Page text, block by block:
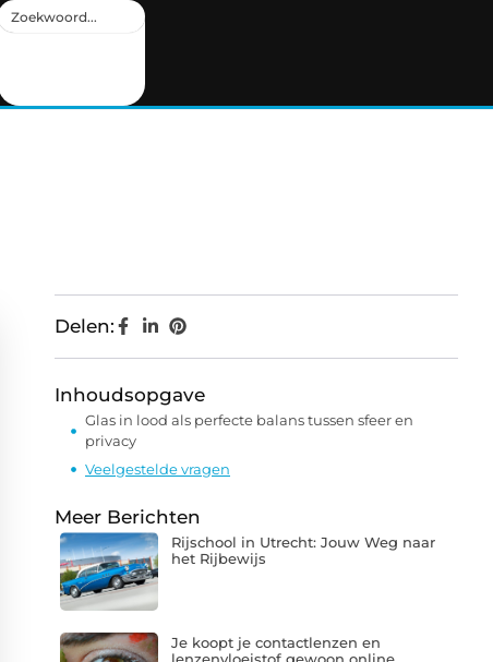
Delen:
Inhoudsopgave
Glas in lood als perfecte balans tussen sfeer en
privacy
Veelgestelde vragen
Meer Berichten
Rijschool in Utrecht: Jouw Weg naar
het Rijbewijs
Je koopt je contactlenzen en
lenzenvloeistof gewoon online